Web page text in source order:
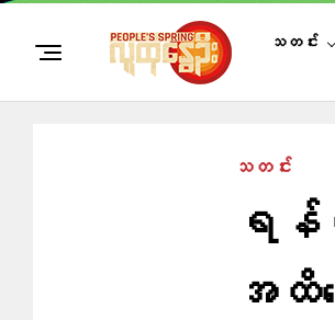
သတင်း
သတင်း
ရန်
အထိ